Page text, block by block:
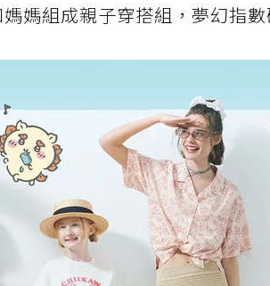
媽組成親子穿搭組，夢幻指數